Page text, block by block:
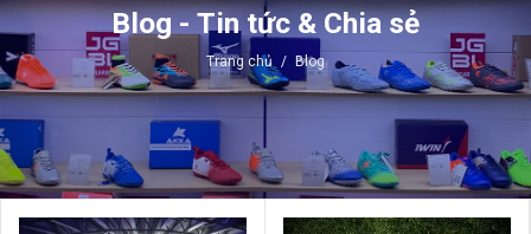
Blog - Tin tức & Chia sẻ
Trang chủ / Blog